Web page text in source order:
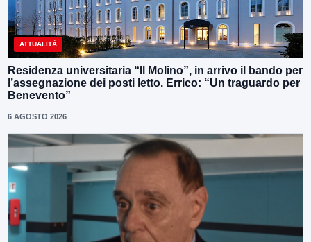
ATTUALITÀ
Residenza universitaria “Il Molino”, in arrivo il bando per
l’assegnazione dei posti letto. Errico: “Un traguardo per
Benevento”
6 AGOSTO 2026